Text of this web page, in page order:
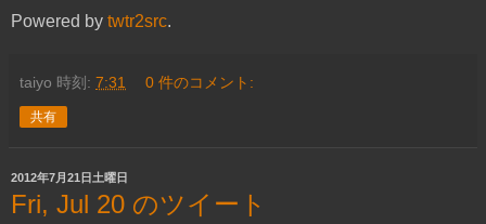
Powered by twtr2src.
taiyo 時刻: 7:31 0 件のコメント:
共有
2012年7月21日土曜日
Fri, Jul 20 のツイート